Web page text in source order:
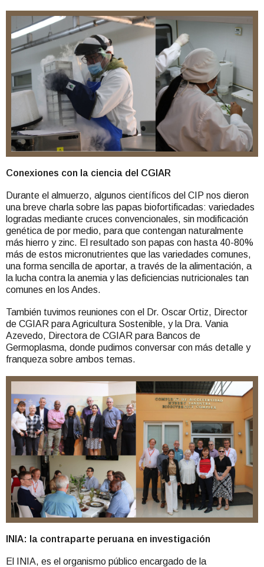
Conexiones con la ciencia del CGIAR
Durante el almuerzo, algunos científicos del CIP nos dieron
una breve charla sobre las papas biofortificadas: variedades
logradas mediante cruces convencionales, sin modificación
genética de por medio, para que contengan naturalmente
más hierro y zinc. El resultado son papas con hasta 40-80%
más de estos micronutrientes que las variedades comunes,
una forma sencilla de aportar, a través de la alimentación, a
la lucha contra la anemia y las deficiencias nutricionales tan
comunes en los Andes.
También tuvimos reuniones con el Dr. Oscar Ortiz, Director
de CGIAR para Agricultura Sostenible, y la Dra. Vania
Azevedo, Directora de CGIAR para Bancos de
Germoplasma, donde pudimos conversar con más detalle y
franqueza sobre ambos temas.
INIA: la contraparte peruana en investigación
El INIA, es el organismo público encargado de la